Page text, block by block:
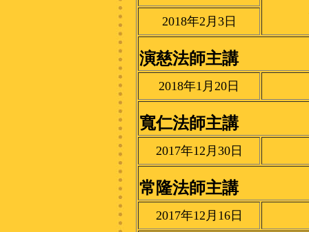
2018年2月3日
演慈法師主講
2018年1月20日
寬仁法師主講
2017年12月30日
常隆法師主講
2017年12月16日